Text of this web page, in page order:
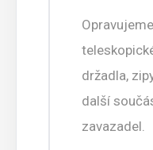
držadla,
další
zavazadel.